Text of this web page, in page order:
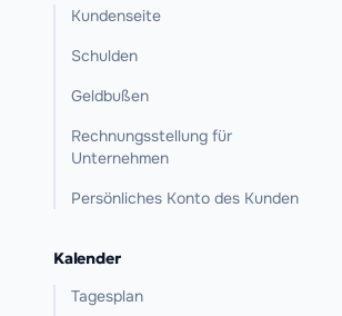
Kundenseite
Schulden
Geldbußen
Rechnungsstellung für
Unternehmen
Persönliches Konto des Kunden
Kalender
Tagesplan